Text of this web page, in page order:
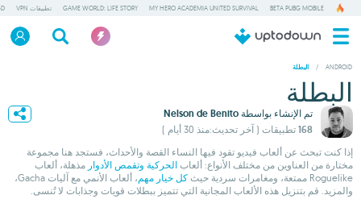
BETA PUBG MOBILE
MY HERO ACADEMIA UNITED SURVIVAL
GAME WORLD: LIFE STORY تطبيقات VPN
ANDROID
/ البطلة
البطلة
تم الإنشاء بواسطة Nelson de Benito
168 تطبيقات
( آخر تحديث:منذ 30 أيام )
إذا كنت تبحث عن ألعاب فيديو تقود فيها النساء القصة والأحداث، فستجد هنا مجموعة
مختارة من العناوين من مختلف الأنواع: ألعاب الحركية وتقمص الأدوار مذهلة، ألعاب
Roguelike ممتعة، ومغامرات سردية حيث
كل خيار مهم
، ألعاب الأنمي مع آليات Gacha،
والمزيد. قم بتنزيل هذه الألعاب المجانية التي تتميز ببطلات قويات وجذابات لا تُنسى.